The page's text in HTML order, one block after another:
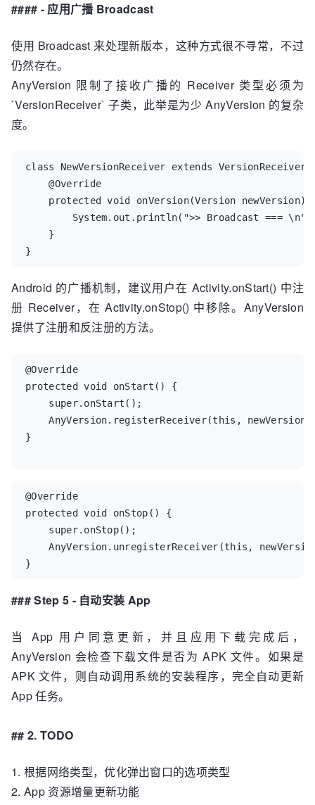
#### - 应用广播 Broadcast
使用 Broadcast 来处理新版本，这种方式很不寻常，不过
仍然存在。
AnyVersion 限制了接收广播的 Receiver 类型必须为
`VersionReceiver` 子类，此举是为少 AnyVersion 的复杂
度。
class NewVersionReceiver extends VersionReceiver{
@Override
protected void onVersion(Version newVersion)
System.out.println(">> Broadcast === \n" +
}
}
Android 的广播机制，建议用户在 Activity.onStart() 中注
册 Receiver，在 Activity.onStop() 中移除。AnyVersion
提供了注册和反注册的方法。
@Override
protected void onStart() {
super.onStart();
AnyVersion.registerReceiver(this,
}
@Override
protected void onStop() {
AnyVersion.unregisterReceiver(this,
}
### Step 5 - 自动安装 App
当 App 用户同意更新，并且应用下载完成后，
AnyVersion 会检查下载文件是否为 APK 文件。如果是
APK 文件，则自动调用系统的安装程序，完全自动更新
App 任务。
## 2. TODO
1. 根据网络类型，优化弹出窗口的选项类型
2. App 资源增量更新功能